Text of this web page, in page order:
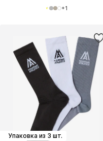
+1
Упаковка из 3 шт.